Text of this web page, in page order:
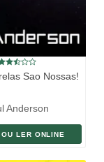
Sao Nossas!
Anderson
LER ONLINE